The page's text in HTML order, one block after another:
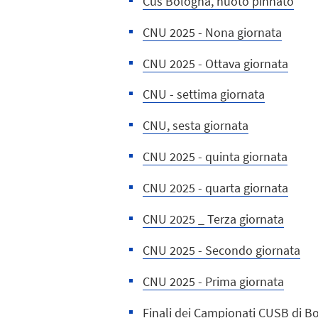
CNU 2025 - Nona giornata
CNU 2025 - Ottava giornata
CNU - settima giornata
CNU, sesta giornata
CNU 2025 - quinta giornata
CNU 2025 - quarta giornata
CNU 2025 _ Terza giornata
CNU 2025 - Secondo giornata
CNU 2025 - Prima giornata
Finali dei Campionati CUSB di